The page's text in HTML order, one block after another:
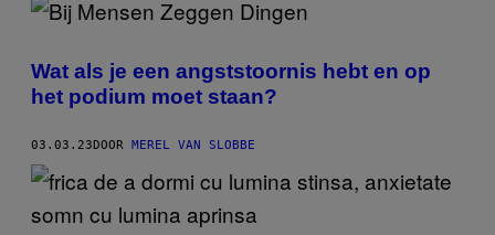
Wat als je een angststoornis hebt en op
het podium moet staan?
03.03.23 DOOR MEREL VAN SLOBBE